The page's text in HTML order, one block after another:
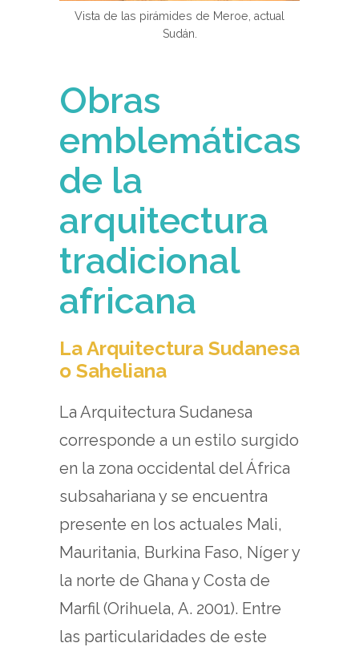
Vista de las pirámides de Meroe, actual
Sudán.
Obras
emblemáticas
de la
arquitectura
tradicional
africana
La Arquitectura Sudanesa
o Saheliana
La Arquitectura Sudanesa
corresponde a un estilo surgido
en la zona occidental del África
subsahariana y se encuentra
presente en los actuales Mali,
Mauritania, Burkina Faso, Níger y
la norte de Ghana y Costa de
Marfil (Orihuela, A. 2001). Entre
las particularidades de este